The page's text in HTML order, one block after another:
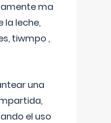
ma
la leche,
tiwmpo ,
una
el uso